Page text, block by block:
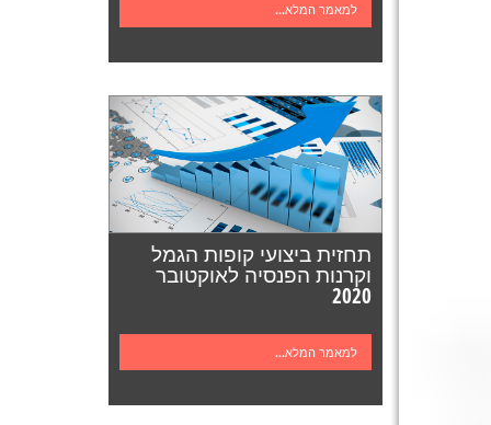
למאמר המלא...
תחזית ביצועי קופות הגמל
וקרנות הפנסיה לאוקטובר
2020
למאמר המלא...